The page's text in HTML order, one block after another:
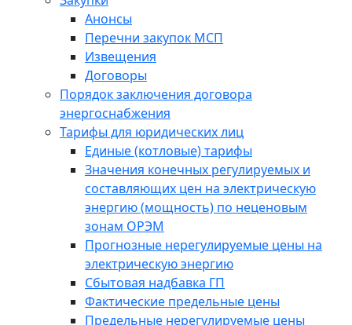
Анонсы
Перечни закупок МСП
Извещения
Договоры
Порядок заключения договора
энергоснабжения
Тарифы для юридических лиц
Единые (котловые) тарифы
Значения конечных регулируемых и
составляющих цен на электрическую
энергию (мощность) по неценовым
зонам ОРЭМ
Прогнозные нерегулируемые цены на
электрическую энергию
Сбытовая надбавка ГП
Фактические предельные цены
Предельные нерегулируемые цены